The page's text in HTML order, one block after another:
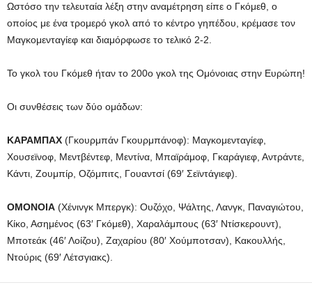
Ωστόσο την τελευταία λέξη στην αναμέτρηση είπε ο Γκόμεθ, ο
οποίος με ένα τρομερό γκολ από το κέντρο γηπέδου, κρέμασε τον
Μαγκομενταγίεφ και διαμόρφωσε το τελικό 2-2.
Το γκολ του Γκόμεθ ήταν το 200ο γκολ της Ομόνοιας στην Ευρώπη!
Οι συνθέσεις των δύο ομάδων:
ΚΑΡΑΜΠΑΧ (Γκουρμπάν Γκουρμπάνοφ): Μαγκομενταγίεφ,
Χουσεϊνοφ, Μεντβέντεφ, Μεντίνα, Μπαϊράμοφ, Γκαράγιεφ, Αντράντε,
Κάντι, Ζουμπίρ, Οζόμπιτς, Γουαντσί (69′ Σεϊντάγιεφ).
ΟΜΟΝΟΙΑ (Χένινγκ Μπεργκ): Ουζόχο, Ψάλτης, Λανγκ, Παναγιώτου,
Κίκο, Ασημένος (63′ Γκόμεθ), Χαραλάμπους (63′ Ντίσκερουντ),
Μποτεάκ (46′ Λοίζου), Ζαχαρίου (80′ Χούμποτσαν), Κακουλλής,
Ντούρις (69′ Λέτσγιακς).